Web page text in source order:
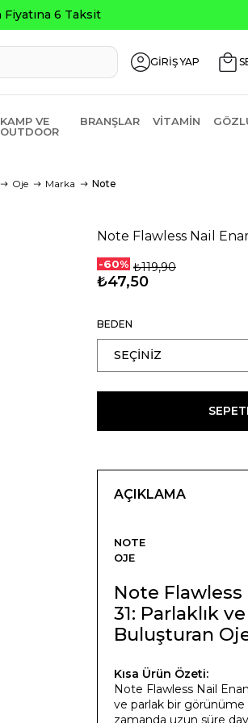
Seçili Ürünlerde ₺2000 Üzeri ₺200
GİRİŞ YAP
KAMP VE
OUTDOOR
BRANŞLAR VITAMIN
Oje Marka Note
Note Flawless Nail
-60% ₺119,90
₺47,50
BEDEN
AÇIKLAMA
NOTE
OJE
Note
31: Parlaklık ve
Buluşturan
Kısa Ürün Özeti:
Note Flawless Nail
ve parlak bir görünüme
zamanda uzun süre